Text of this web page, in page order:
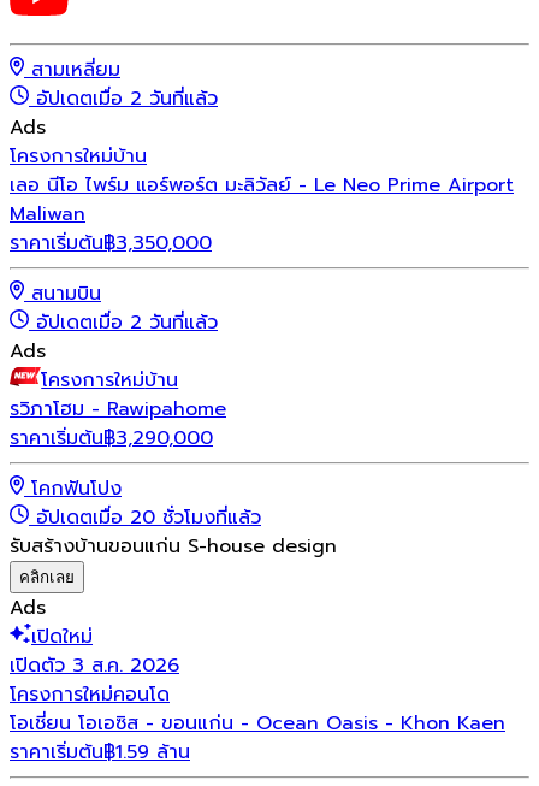
สามเหลี่ยม
อัปเดตเมื่อ 2 วันที่แล้ว
Ads
โครงการใหม่บ้าน
เลอ นีโอ ไพร์ม แอร์พอร์ต มะลิวัลย์ - Le Neo Prime Airport
Maliwan
ราคาเริ่มต้น฿3,350,000
สนามบิน
อัปเดตเมื่อ 2 วันที่แล้ว
Ads
โครงการใหม่บ้าน
รวิภาโฮม - Rawipahome
ราคาเริ่มต้น฿3,290,000
โคกฟันโปง
อัปเดตเมื่อ 20 ชั่วโมงที่แล้ว
รับสร้างบ้านขอนแก่น S-house design
คลิกเลย
Ads
เปิดใหม่
เปิดตัว 3 ส.ค. 2026
โครงการใหม่คอนโด
โอเชี่ยน โอเอซิส - ขอนแก่น - Ocean Oasis - Khon Kaen
ราคาเริ่มต้น฿1.59 ล้าน